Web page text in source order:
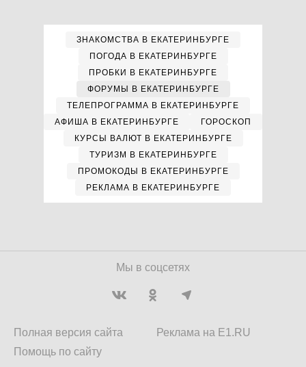
ЗНАКОМСТВА В ЕКАТЕРИНБУРГЕ
ПОГОДА В ЕКАТЕРИНБУРГЕ
ПРОБКИ В ЕКАТЕРИНБУРГЕ
ФОРУМЫ В ЕКАТЕРИНБУРГЕ
ТЕЛЕПРОГРАММА В ЕКАТЕРИНБУРГЕ
АФИША В ЕКАТЕРИНБУРГЕ
ГОРОСКОП
КУРСЫ ВАЛЮТ В ЕКАТЕРИНБУРГЕ
ТУРИЗМ В ЕКАТЕРИНБУРГЕ
ПРОМОКОДЫ В ЕКАТЕРИНБУРГЕ
РЕКЛАМА В ЕКАТЕРИНБУРГЕ
Мы в соцсетях
Полная версия сайта
Помощь по сайту
Реклама на E1.RU